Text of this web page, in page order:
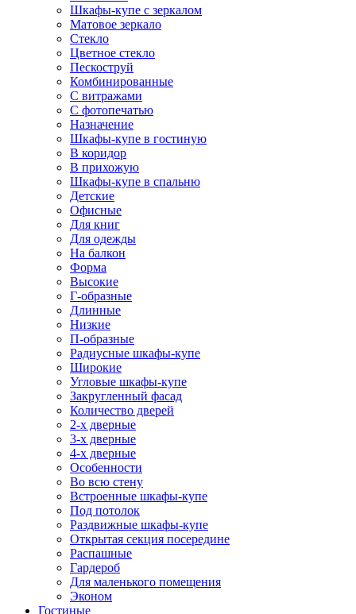
Шкафы-купе с зеркалом
Матовое зеркало
Стекло
Цветное стекло
Пескоструй
Комбинированные
С витражами
С фотопечатью
Назначение
Шкафы-купе в гостиную
В коридор
В прихожую
Шкафы-купе в спальню
Детские
Офисные
Для книг
Для одежды
На балкон
Форма
Высокие
Г-образные
Длинные
Низкие
П-образные
Радиусные шкафы-купе
Широкие
Угловые шкафы-купе
Закругленный фасад
Количество дверей
2-х дверные
3-х дверные
4-х дверные
Особенности
Во всю стену
Встроенные шкафы-купе
Под потолок
Раздвижные шкафы-купе
Открытая секция посередине
Распашные
Гардероб
Для маленького помещения
Эконом
Гостиные